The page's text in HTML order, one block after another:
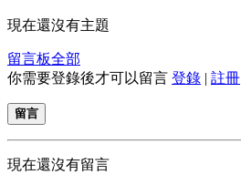
現在還沒有主題
留言板全部
你需要登錄後才可以留言 登錄 | 註冊
留言
現在還沒有留言